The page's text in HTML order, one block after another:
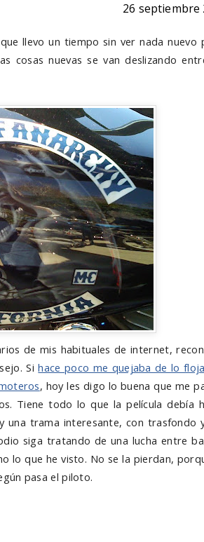
26 septiembre
llevo un tiempo sin ver nada nuevo
cosas nuevas se van deslizando
de mis habituales de internet,
Sihace poco me quejaba de lo
, hoy les digo lo buena que me
Tiene todo lo que la película debía
una trama interesante, con trasfondo
siga tratando de una lucha entre
lo que he visto. No se la pierdan,
pasa el piloto.